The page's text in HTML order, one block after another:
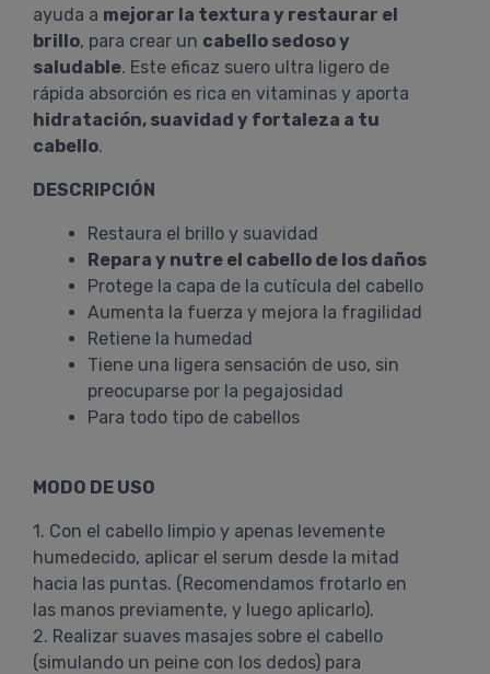
ayuda a mejorar la textura y restaurar el
brillo, para crear un cabello sedoso y
saludable. Este eficaz suero ultra ligero de
rápida absorción es rica en vitaminas y aporta
hidratación, suavidad y fortaleza a tu
cabello.
DESCRIPCIÓN
Restaura el brillo y suavidad
Repara y nutre el cabello de los daños
Protege la capa de la cutícula del cabello
Aumenta la fuerza y mejora la fragilidad
Retiene la humedad
Tiene una ligera sensación de uso, sin
preocuparse por la pegajosidad
Para todo tipo de cabellos
MODO DE USO
1. Con el cabello limpio y apenas levemente
humedecido, aplicar el serum desde la mitad
hacia las puntas. (Recomendamos frotarlo en
las manos previamente, y luego aplicarlo).
2. Realizar suaves masajes sobre el cabello
(simulando un peine con los dedos) para